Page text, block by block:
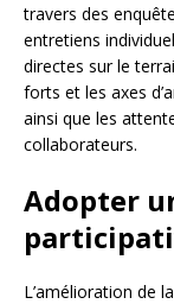
travers des
entretiens
directes sur le
forts et les axes
ainsi que les
collaborateurs.
Adopter
L’amélioration de